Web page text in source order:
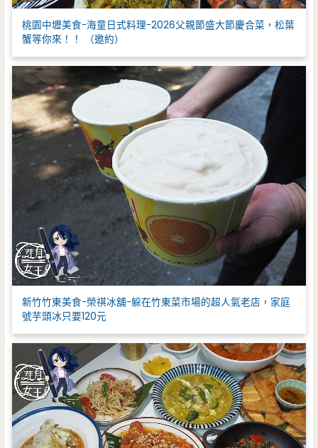
桃園中壢美食-海童日式料理-2026父親節盛大節慶合菜，松葉
蟹等你來！！ （邀約）
新竹竹東美食-榮祺冰舖-躲在竹東菜市場的超人氣老店，家庭
號芋頭冰只要120元